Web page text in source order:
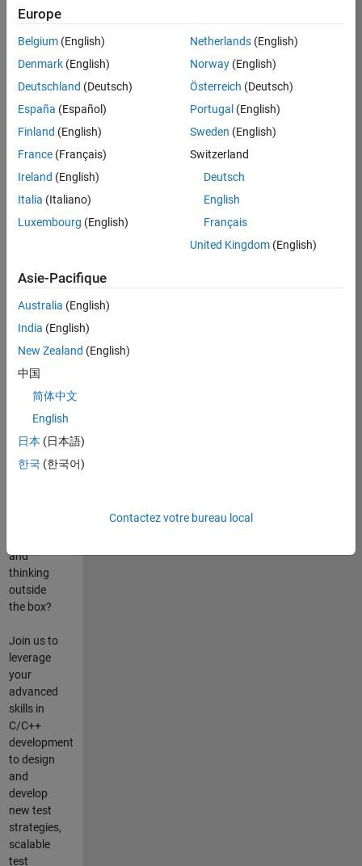
maintenant
Poste:
36935-
Ingénierie
de
la
FR-
Résumé
du
poste
Are you
about
state-of-
the-art
Do you
and
thinking
outside
the box?
Join us to
leverage
your
advanced
skills in
C/C++
development
to design
and
develop
new test
strategies,
scalable
test
Europe
Belgium (English)
Denmark (English)
Deutschland (Deutsch)
España (Español)
Finland (English)
France (Français)
Ireland (English)
Italia (Italiano)
Luxembourg (English)
Netherlands(English)
Norway(English)
Österreich (Deutsch)
Portugal (English)
Sweden (English)
Switzerland
Deutsch
English
Français
United Kingdom(English)
Asie-Pacifique
Australia (English)
India (English)
New Zealand (English)
中国
简体中文
English
日本 (日本語)
한국 (한국어)
Contactez votre bureau local